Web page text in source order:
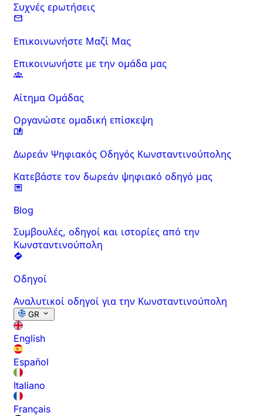
Συχνές ερωτήσεις
Επικοινωνήστε Μαζί Μας
Επικοινωνήστε με την ομάδα μας
Αίτημα Ομάδας
Οργανώστε ομαδική επίσκεψη
Δωρεάν Ψηφιακός Οδηγός Κωνσταντινούπολης
Κατεβάστε τον δωρεάν ψηφιακό οδηγό μας
Blog
Συμβουλές, οδηγοί και ιστορίες από την
Κωνσταντινούπολη
Οδηγοί
Αναλυτικοί οδηγοί για την Κωνσταντινούπολη
GR
English
Español
Italiano
Français